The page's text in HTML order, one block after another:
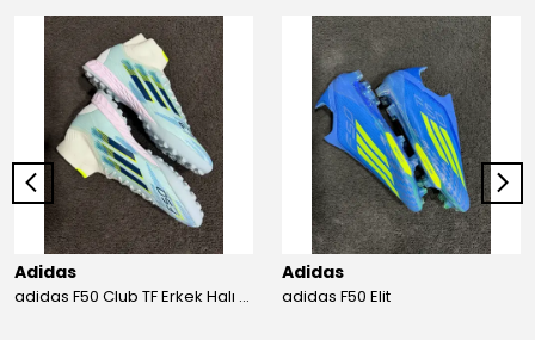
Adidas
adidas F50 Club TF Erkek Halı Saha Ayakkabısı
Adidas
adidas F50 Elit